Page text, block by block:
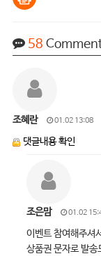
58
조혜란 01.02 13:08
댓글내용 확인
조은맘 01.02
이벤트 참여해주셔
상품권 문자로 발